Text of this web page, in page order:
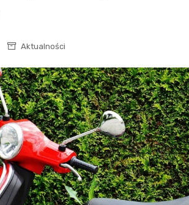
Aktualności